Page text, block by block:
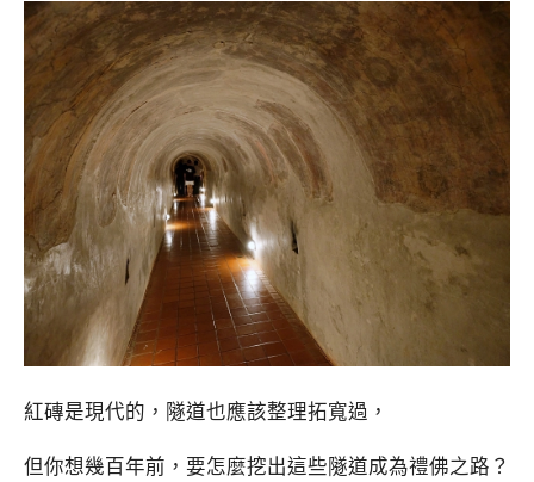
紅磚是現代的，隧道也應該整理拓寬過，
但你想幾百年前，要怎麼挖出這些隧道成為禮佛之路？